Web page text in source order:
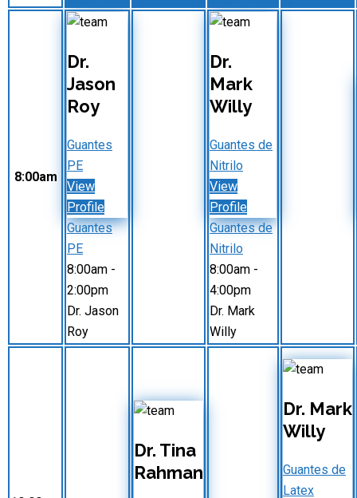
8:00am
Dr.
Jason
Roy
Guantes
PE
View
Profile
Guantes
PE
8:00am -
2:00pm
Dr. Jason
Roy
Dr.
Mark
Willy
Guantes de
Nitrilo
View
Profile
Guantes de
Nitrilo
8:00am -
4:00pm
Dr. Mark
Willy
Dr. Tina
Rahman
Dr. Mark
Willy
Guantes de
Latex